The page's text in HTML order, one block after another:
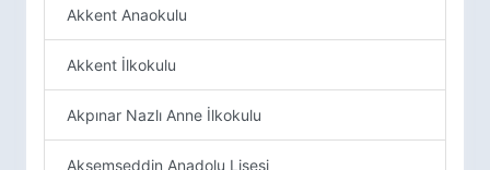
Akkent Anaokulu
Akkent İlkokulu
Akpınar Nazlı Anne İlkokulu
Akşemseddin Anadolu Lisesi